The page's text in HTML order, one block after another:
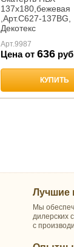
137х180,бежевая
,Арт.С627-137BG,
Декотекс
Арт.9987
Цена от636
КУПИТЬ
Лучшие
Мы
дилерских
с